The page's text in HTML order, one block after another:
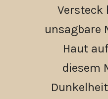
Versteck
unsagbare
Haut
diesem